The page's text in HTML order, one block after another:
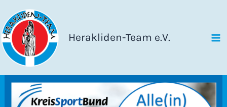
Inhalt
springen
Herakliden-Team e.V.